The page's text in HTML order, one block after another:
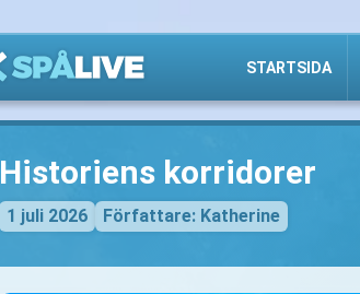
STARTSIDA
Historiens korridorer
1 juli 2026 Författare: Katherine